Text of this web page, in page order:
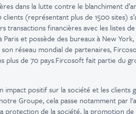
dans la lutte contre le blanchiment
(représentant plus de 1500 sites)
financières avec les listes
et possède des bureaux à New
son réseau mondial de partenaires,
plus de 70 pays.Fircosoft fait partie du
impact positif sur la société et les clients
Groupe, cela passe notamment par
protection de la société, la promotion